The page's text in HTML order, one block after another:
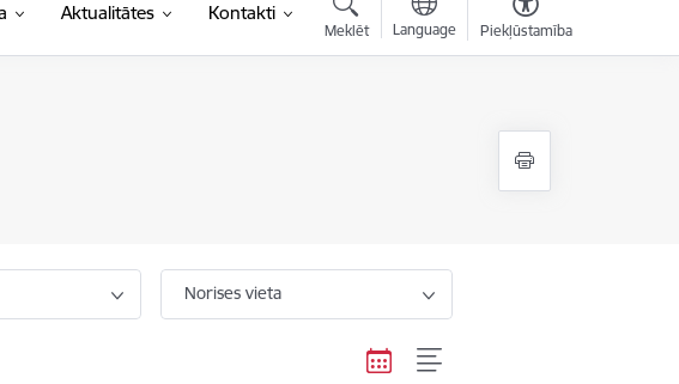
Aktualitātes Kontakti
Meklēt Language Piekļūstamība
Norises vieta